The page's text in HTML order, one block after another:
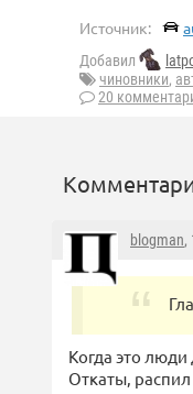
Источник:
Добавил
чиновники,
20
blogman,
Когда это
Откаты,